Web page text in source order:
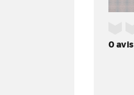
0avis